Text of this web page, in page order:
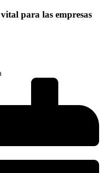
para las empresas